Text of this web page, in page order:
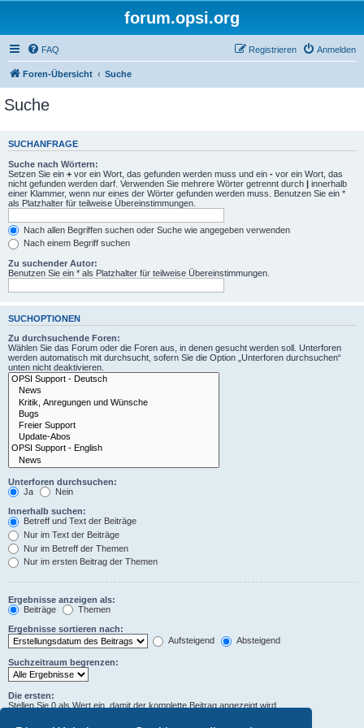
forum.opsi.org
FAQ Anmelden
Registrieren
Foren-Übersicht Suche
Suche
SUCHANFRAGE
Suche nach Wörtern:
Setzen Sie ein + vor ein Wort, das gefunden werden muss und ein - vor ein Wort, das
nicht gefunden werden darf. Verwenden Sie mehrere Wörter getrennt durch | innerhalb
einer Klammer, wenn nur eines der Wörter gefunden werden muss. Benutzen Sie ein *
als Platzhalter für teilweise Übereinstimmungen.
Nach allen Begriffen suchen oder Suche wie angegeben verwenden
Nach einem Begriff suchen
Zu suchender Autor:
Benutzen Sie ein * als Platzhalter für teilweise Übereinstimmungen.
SUCHOPTIONEN
Zu durchsuchende Foren:
Wählen Sie das Forum oder die Foren aus, in denen gesucht werden soll. Unterforen
werden automatisch mit durchsucht, sofern Sie die Option „Unterforen durchsuchen“
unten nicht deaktivieren.
Unterforen durchsuchen:
Ja
Nein
Innerhalb suchen:
Betreff und Text der Beiträge
Nur im Text der Beiträge
Nur im Betreff der Themen
Nur im ersten Beitrag der Themen
Ergebnisse anzeigen als:
Beiträge
Themen
Ergebnisse sortieren nach:
Aufsteigend
Absteigend
Suchzeitraum begrenzen:
Die ersten:
Stellen Sie 0 als Wert ein, damit der komplette Beitrag angezeigt wird.